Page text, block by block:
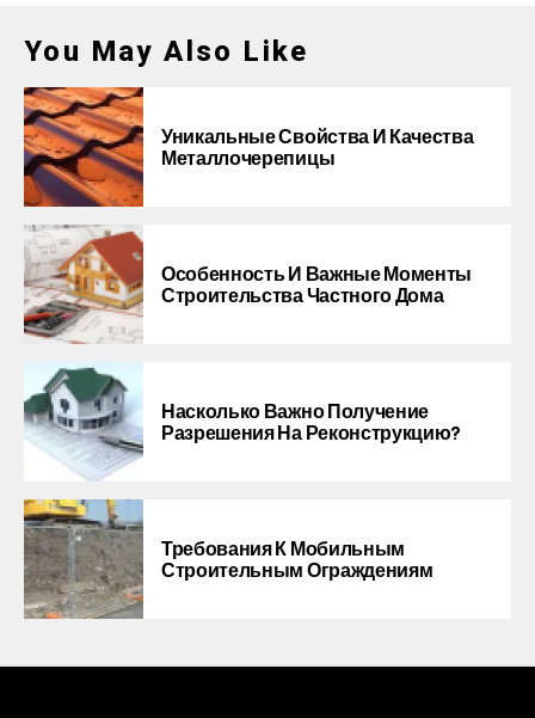
You May Also Like
Уникальные Свойства И Качества
Металлочерепицы
Особенность И Важные Моменты
Строительства Частного Дома
Насколько Важно Получение
Разрешения На Реконструкцию?
Требования К Мобильным
Строительным Ограждениям